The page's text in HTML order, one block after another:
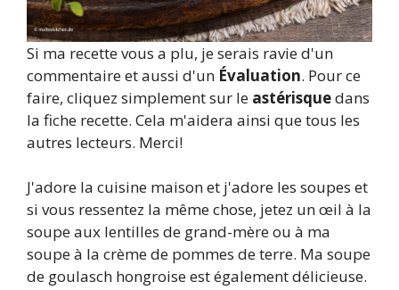
Si ma recette vous a plu, je serais ravie d'un
commentaire et aussi d'un Évaluation. Pour ce
faire, cliquez simplement sur le astérisquedans
la fiche recette. Cela m'aidera ainsi que tous les
autres lecteurs. Merci!
J'adore la cuisine maison et j'adore les soupes et
si vous ressentez la même chose, jetez un œil à la
soupe aux lentilles de grand-mère ou à ma
soupe à la crème de pommes de terre. Ma soupe
de goulasch hongroise est également délicieuse.